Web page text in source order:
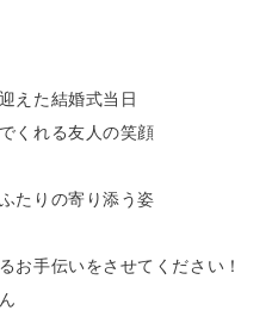
えた結婚式当日
くれる友人の笑顔
たりの寄り添う姿
お手伝いをさせてください！